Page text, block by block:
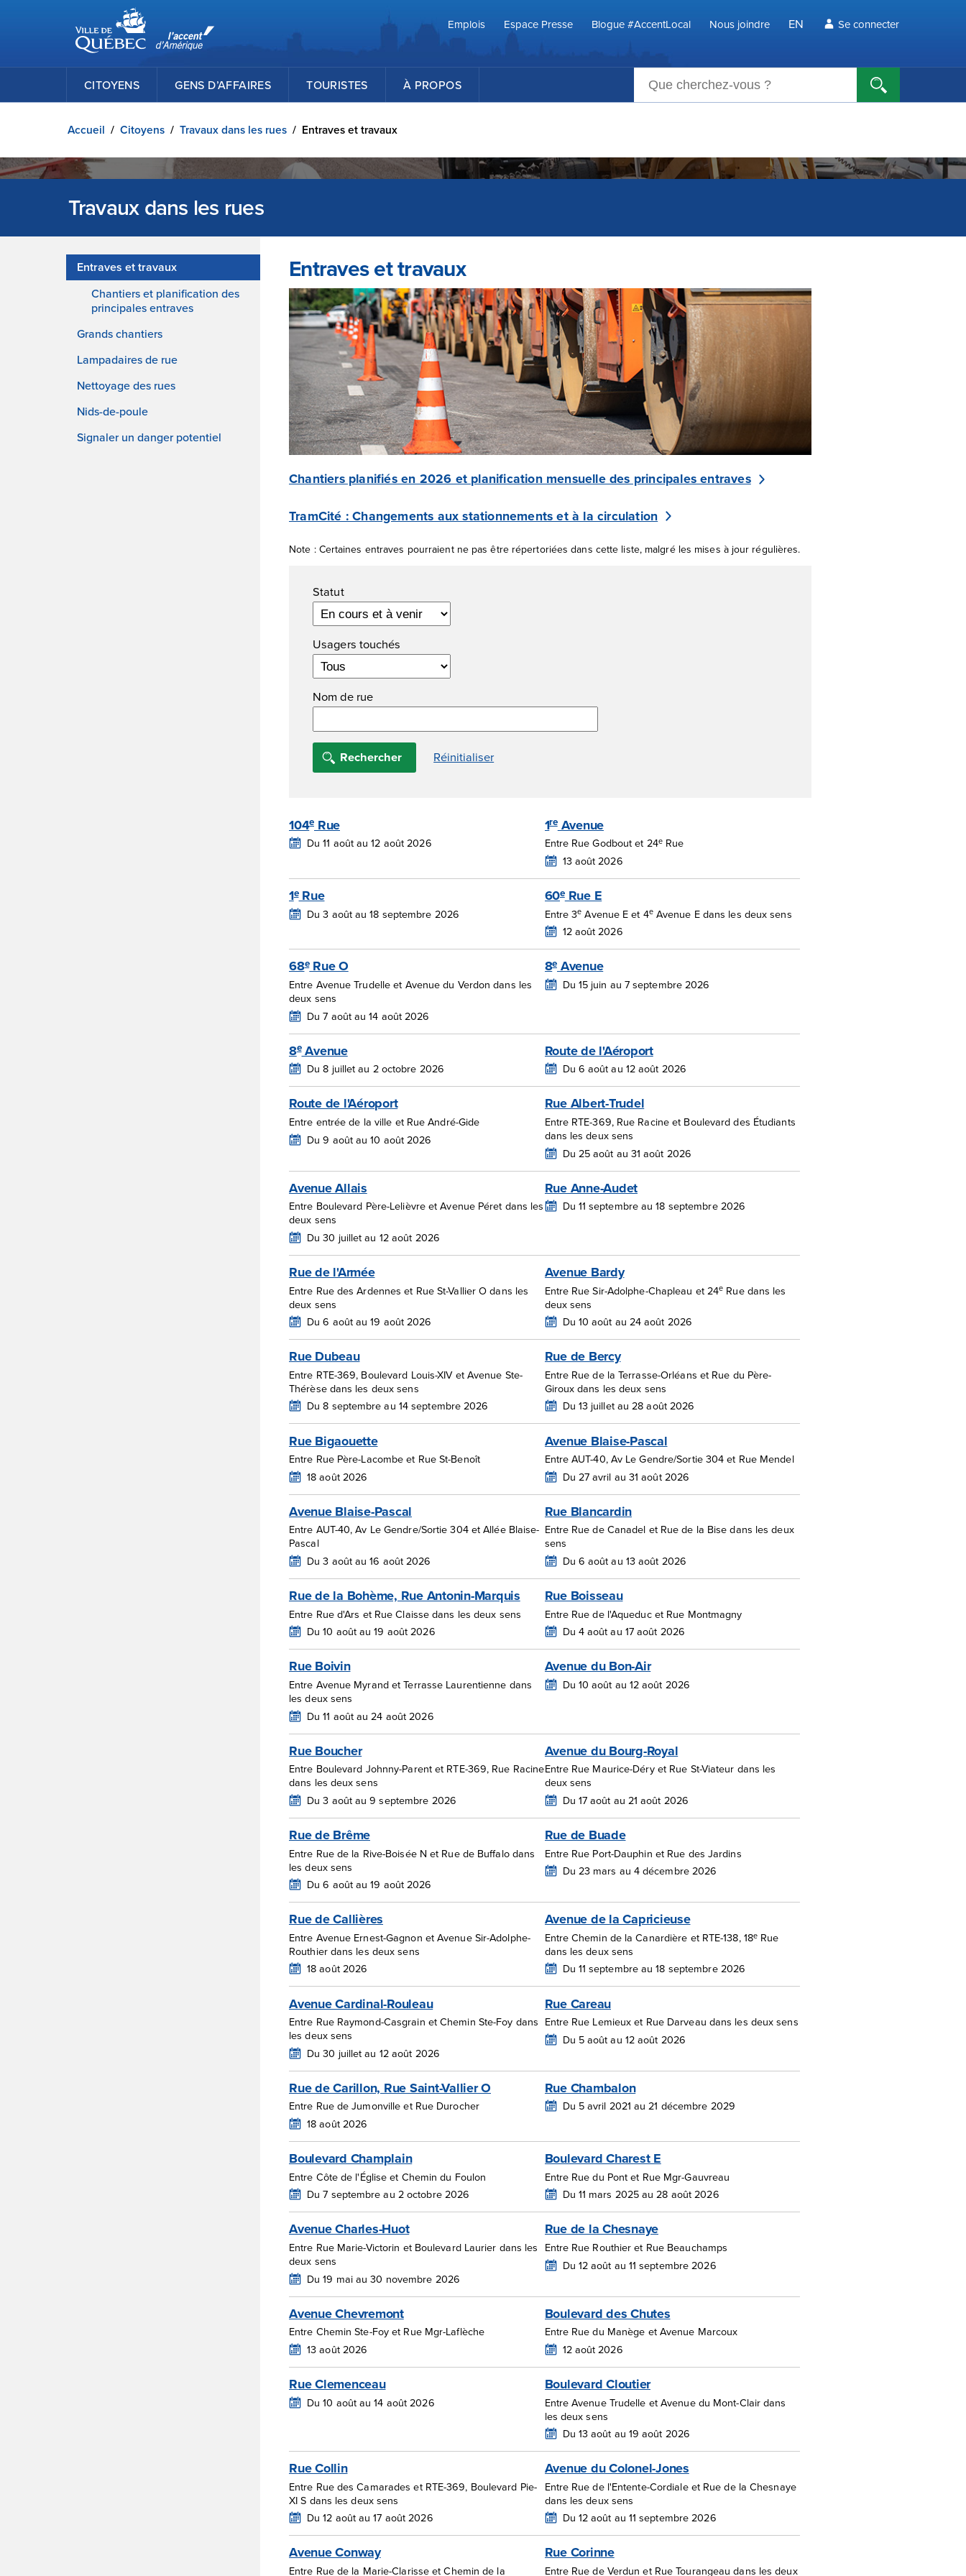
Passer au contenu principal
Ville de Québec
Emplois
Espace Presse Blogue #AccentLocal Nous joindre EN Se connecter
CITOYENS GENS D’AFFAIRES TOURISTES À PROPOS
Accueil / Citoyens / Travaux dans les rues / Entraves et travaux
Travaux dans les rues
Entraves et travaux
Chantiers et planification des
principales entraves
Grands chantiers
Lampadaires de rue
Nettoyage des rues
Nids-de-poule
Signaler un danger potentiel
Entraves et travaux
Chantiers planifiés en 2026 et planification mensuelle des principales entraves
TramCité : Changements aux stationnements et à la circulation
Note : Certaines entraves pourraient ne pas être répertoriées dans cette liste, malgré les mises à jour régulières.
Filtres
Statut
Usagers touchés
Nom de rue
104e Rue
Du 11 août au 12 août 2026
1reAvenue
Entre Rue Godbout et 24eRue
13 août 2026
1eRue
Du 3 août au 18 septembre 2026
60eRue E
Entre 3e Avenue E et 4eAvenue E dans les deux sens
12 août 2026
68eRue O
Entre Avenue Trudelle et Avenue du Verdon dans les
deux sens
Du 7 août au 14 août 2026
8eAvenue
Du 15 juin au 7 septembre 2026
8eAvenue
Du 8 juillet au 2 octobre 2026
Route de l'Aéroport
Du 6 août au 12 août 2026
Route de l'Aéroport
Entre entrée de la ville et Rue André-Gide
Du 9 août au 10 août 2026
Rue Albert-Trudel
Entre RTE-369, Rue Racine et Boulevard des Étudiants
dans les deux sens
Du 25 août au 31 août 2026
Avenue Allais
Entre Boulevard Père-Lelièvre et Avenue Péret dans les
deux sens
Du 30 juillet au 12 août 2026
Rue Anne-Audet
Du 11 septembre au 18 septembre 2026
Rue de l'Armée
Entre Rue des Ardennes et Rue St-Vallier O dans les
deux sens
Du 6 août au 19 août 2026
Avenue Bardy
Entre Rue Sir-Adolphe-Chapleau et 24e Rue dans les
deux sens
Du 10 août au 24 août 2026
Rue Dubeau
Entre RTE-369, Boulevard Louis-XIV et Avenue Ste-
Thérèse dans les deux sens
Du 8 septembre au 14 septembre 2026
Rue de Bercy
Entre Rue de la Terrasse-Orléans et Rue du Père-
Giroux dans les deux sens
Du 13 juillet au 28 août 2026
Rue Bigaouette
Entre Rue Père-Lacombe et Rue St-Benoît
18 août 2026
Avenue Blaise-Pascal
Entre AUT-40, Av Le Gendre/Sortie 304 et Rue Mendel
Du 27 avril au 31 août 2026
Avenue Blaise-Pascal
Entre AUT-40, Av Le Gendre/Sortie 304 et Allée Blaise-
Pascal
Du 3 août au 16 août 2026
Rue Blancardin
Entre Rue de Canadel et Rue de la Bise dans les deux
sens
Du 6 août au 13 août 2026
Rue de la Bohème, Rue Antonin-Marquis
Entre Rue d'Ars et Rue Claisse dans les deux sens
Du 10 août au 19 août 2026
Rue Boisseau
Entre Rue de l'Aqueduc et Rue Montmagny
Du 4 août au 17 août 2026
Rue Boivin
Entre Avenue Myrand et Terrasse Laurentienne dans
les deux sens
Du 11 août au 24 août 2026
Avenue du Bon-Air
Du 10 août au 12 août 2026
Rue Boucher
Entre Boulevard Johnny-Parent et RTE-369, Rue Racine
dans les deux sens
Du 3 août au 9 septembre 2026
Avenue du Bourg-Royal
Entre Rue Maurice-Déry et Rue St-Viateur dans les
deux sens
Du 17 août au 21 août 2026
Rue de Brême
Entre Rue de la Rive-Boisée N et Rue de Buffalo dans
les deux sens
Du 6 août au 19 août 2026
Rue de Buade
Entre Rue Port-Dauphin et Rue des Jardins
Du 23 mars au 4 décembre 2026
Rue de Callières
Entre Avenue Ernest-Gagnon et Avenue Sir-Adolphe-
Routhier dans les deux sens
18 août 2026
Avenue de la Capricieuse
Entre Chemin de la Canardière et RTE-138, 18e Rue
dans les deux sens
Du 11 septembre au 18 septembre 2026
Avenue Cardinal-Rouleau
Entre Rue Raymond-Casgrain et Chemin Ste-Foy dans
les deux sens
Du 30 juillet au 12 août 2026
Rue Careau
Entre Rue Lemieux et Rue Darveau dans les deux sens
Du 5 août au 12 août 2026
Rue de Carillon, Rue Saint-Vallier O
Entre Rue de Jumonville et Rue Durocher
18 août 2026
Rue Chambalon
Du 5 avril 2021 au 21 décembre 2029
Boulevard Champlain
Entre Côte de l'Église et Chemin du Foulon
Du 7 septembre au 2 octobre 2026
Boulevard Charest E
Entre Rue du Pont et Rue Mgr-Gauvreau
Du 11 mars 2025 au 28 août 2026
Avenue Charles-Huot
Entre Rue Marie-Victorin et Boulevard Laurier dans les
deux sens
Du 19 mai au 30 novembre 2026
Rue de la Chesnaye
Entre Rue Routhier et Rue Beauchamps
Du 12 août au 11 septembre 2026
Avenue Chevremont
Entre Chemin Ste-Foy et Rue Mgr-Laflèche
13 août 2026
Boulevard des Chutes
Entre Rue du Manège et Avenue Marcoux
12 août 2026
Rue Clemenceau
Du 10 août au 14 août 2026
Boulevard Cloutier
Entre Avenue Trudelle et Avenue du Mont-Clair dans
les deux sens
Du 13 août au 19 août 2026
Rue Collin
Entre Rue des Camarades et RTE-369, Boulevard Pie-
XI S dans les deux sens
Du 12 août au 17 août 2026
Avenue du Colonel-Jones
Entre Rue de l'Entente-Cordiale et Rue de la Chesnaye
dans les deux sens
Du 12 août au 11 septembre 2026
Avenue Conway
Entre Rue de la Marie-Clarisse et Chemin de la
Rue Corinne
Entre Rue de Verdun et Rue Tourangeau dans les deux